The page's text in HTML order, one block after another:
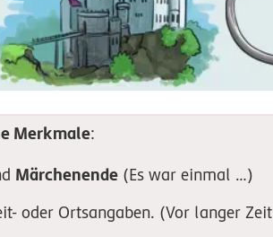
Merkmale:
Märchenende(Es war einmal …)
oder Ortsangaben. (Vor langer